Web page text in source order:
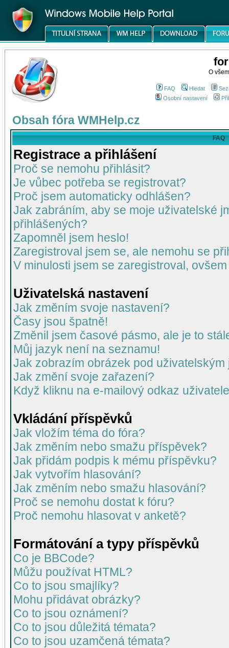
O
FAQ Hledat
Osobní nastavení
Obsah fóra WMHelp.cz
FAQ
Registrace a přihlášení
Proč se nemohu přihlásit?
Je vůbec potřeba se registrovat?
Proč jsem automaticky odhlášen?
Jak zabráním, aby se moje uživatelské
přihlášených?
Zapomněl jsem heslo!
Zaregistroval jsem se, ale nemohu se
V minulosti jsem se zaregistroval,
Uživatelská nastavení
Jak změním svoje nastavení?
Časy jsou špatně!
Změnil jsem časové pásmo, ale je to
Můj jazyk není na seznamu!
Jak zobrazím obrázek pod uživatelským
Jak změní svoje zařazení?
Když kliknu na e-mailový odkaz
Vkládání příspěvků
Jak vložím téma do fóra?
Jak změním nebo smažu příspěvek?
Jak přidám podpis k mému příspěvku?
Jak vytvořím hlasování?
Jak změním nebo smažu hlasování?
Proč se nemohu dostat k fóru?
Proč nemohu hlasovat v anketě?
Formátování a typy příspěvků
Co je BBCode?
Můžu používat HTML?
Co to jsou smajlíky?
Mohu přidávat obrázky?
Co to jsou oznámení?
Co to jsou důležitá témata?
Co to jsou uzamčená témata?